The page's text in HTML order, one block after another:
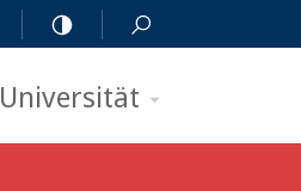
Universität